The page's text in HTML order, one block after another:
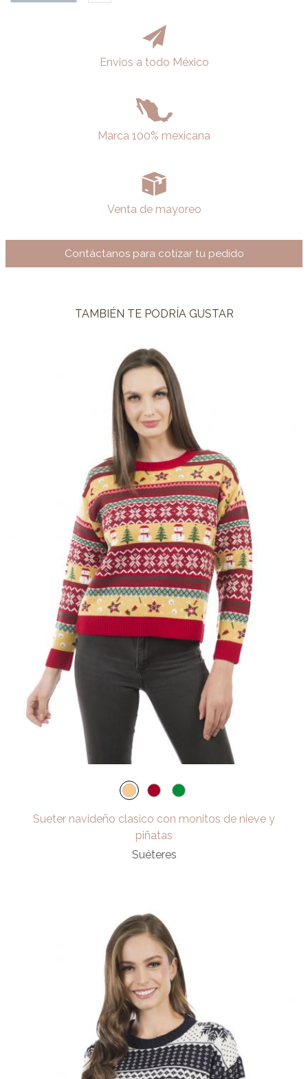
Envios a todo México
Marca 100% mexicana
Venta de mayoreo
Contáctanos para cotizar tu pedido
TAMBIÉN TE PODRÍA GUSTAR
Sueter navideño clasico con monitos de nieve y
piñatas
Suéteres